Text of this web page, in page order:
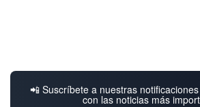
📲 Suscríbete a nuestras
con las noticias más